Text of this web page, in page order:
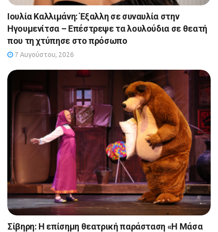
Ιουλία Καλλιμάνη: Έξαλλη σε συναυλία στην
Ηγουμενίτσα – Επέστρεψε τα λουλούδια σε θεατή
που τη χτύπησε στο πρόσωπο
7 Αυγούστου, 2026
Σίβηρη: Η επίσημη θεατρική παράσταση «Η Μάσα